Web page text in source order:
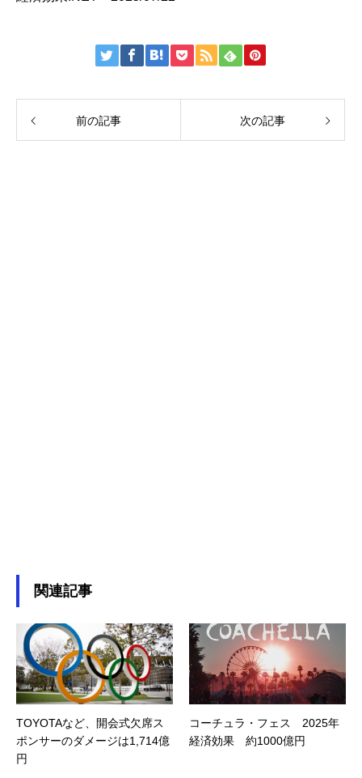
前の記事 次の記事
関連記事
TOYOTAなど、開会式欠席ス
ポンサーのダメージは1,714億
円
コーチュラ・フェス 2025年
経済効果 約1000億円